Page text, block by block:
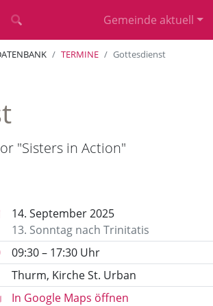
Gemeinde aktuell
TERMINE Gottesdienst
"Sisters in Action"
14. September 2025
13. Sonntag nach Trinitatis
09:30 – 17:30 Uhr
Thurm, Kirche St. Urban
In Google Maps öffnen